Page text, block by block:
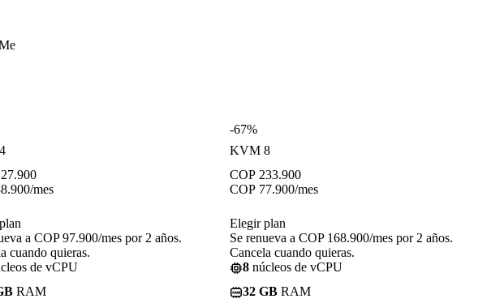
/mes
a COP 97.900/mes por 2 años.
cuando quieras.
de vCPU
RAM
-67%
KVM 8
COP 233.900
COP 77.900/mes
Elegir plan
Se renueva a COP 168.900/mes por 2 años.
Cancela cuando quieras.
8 núcleos de vCPU
32 GB RAM